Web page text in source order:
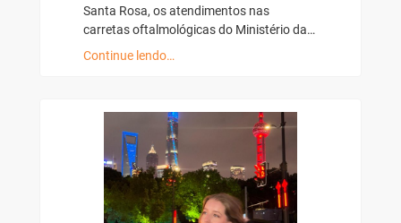
Santa Rosa, os atendimentos nas
carretas oftalmológicas do Ministério da…
Continue lendo…